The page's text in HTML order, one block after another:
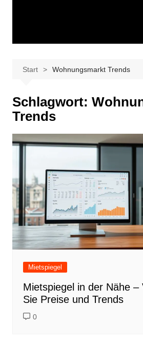
Start Wohnungsmarkt Trends
Schlagwort:
Trends
Mietspiegel
Mietspiegel in der Nähe –
Sie Preise und Trends
0